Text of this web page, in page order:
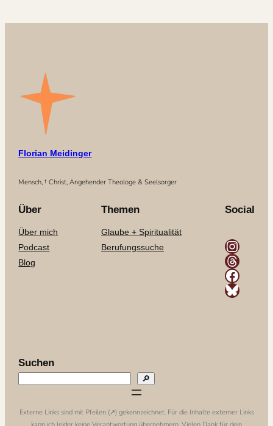
Florian Meidinger
Mensch, † Christ, Angehender Theologe & Seelsorger
Über
Über mich
Podcast
Blog
Themen
Glaube + Spiritualität
Berufungssuche
Social
Instagram
Threads
Facebook
Bluesky
Suchen
🔎
Externe Links sind mit Pfeilen (↗️) gekennzeichnet. Für die Inhalte externer Links